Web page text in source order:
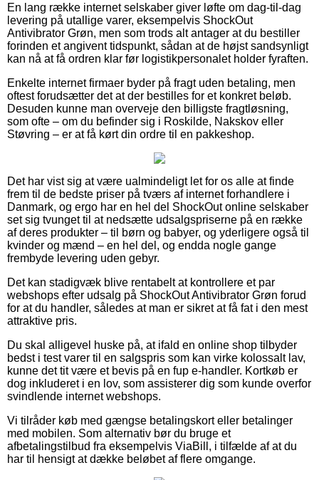
En lang række internet selskaber giver løfte om dag-til-dag
levering på utallige varer, eksempelvis ShockOut
Antivibrator Grøn, men som trods alt antager at du bestiller
forinden et angivent tidspunkt, sådan at de højst sandsynligt
kan nå at få ordren klar før logistikpersonalet holder fyraften.
Enkelte internet firmaer byder på fragt uden betaling, men
oftest forudsætter det at der bestilles for et konkret beløb.
Desuden kunne man overveje den billigste fragtløsning,
som ofte – om du befinder sig i Roskilde, Nakskov eller
Støvring – er at få kørt din ordre til en pakkeshop.
Det har vist sig at være ualmindeligt let for os alle at finde
frem til de bedste priser på tværs af internet forhandlere i
Danmark, og ergo har en hel del ShockOut online selskaber
set sig tvunget til at nedsætte udsalgspriserne på en række
af deres produkter – til børn og babyer, og yderligere også til
kvinder og mænd – en hel del, og endda nogle gange
frembyde levering uden gebyr.
Det kan stadigvæk blive rentabelt at kontrollere et par
webshops efter udsalg på ShockOut Antivibrator Grøn forud
for at du handler, således at man er sikret at få fat i den mest
attraktive pris.
Du skal alligevel huske på, at ifald en online shop tilbyder
bedst i test varer til en salgspris som kan virke kolossalt lav,
kunne det tit være et bevis på en fup e-handler. Kortkøb er
dog inkluderet i en lov, som assisterer dig som kunde overfor
svindlende internet webshops.
Vi tilråder køb med gængse betalingskort eller betalinger
med mobilen. Som alternativ bør du bruge et
afbetalingstilbud fra eksempelvis ViaBill, i tilfælde af at du
har til hensigt at dække beløbet af flere omgange.